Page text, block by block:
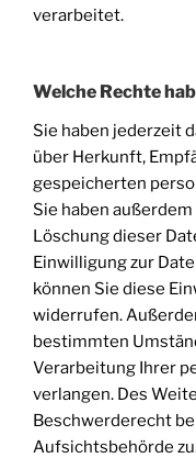
verarbeitet.
Welche Rechte
Sie haben jederzeit
über Herkunft,
gespeicherten
Sie haben
Löschung dieser
Einwilligung zur
können Sie diese
widerrufen.
bestimmten
Verarbeitung Ihrer
verlangen. Des
Beschwerderecht
Aufsichtsbehörde